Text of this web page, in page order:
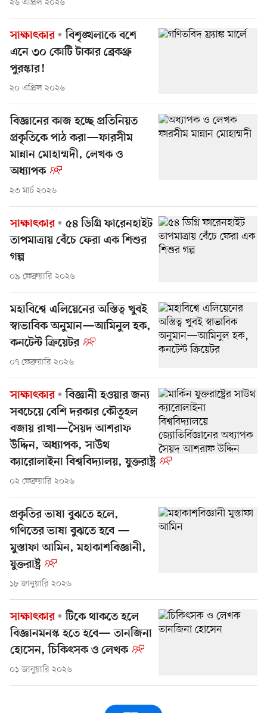
২৬ এপ্রিল ২০২৬
সাক্ষাৎকার
বিশৃঙ্খলাকে বশে
এনে ৩০ কোটি টাকার ব্রেকথ্রু
পুরস্কার!
২০ এপ্রিল ২০২৬
বিজ্ঞানের কাজ হচ্ছে প্রতিনিয়ত
প্রকৃতিকে পাঠ করা—ফারসীম
মান্নান মোহাম্মদী, লেখক ও
অধ্যাপক
২৩ মার্চ ২০২৬
সাক্ষাৎকার
৫৪ ডিগ্রি ফারেনহাইট
তাপমাত্রায় বেঁচে ফেরা এক শিশুর
গল্প
০৯ ফেব্রুয়ারি ২০২৬
মহাবিশ্বে এলিয়েনের অস্তিত্ব খুবই
স্বাভাবিক অনুমান—আমিনুল হক,
কনটেন্ট ক্রিয়েটর
০৭ ফেব্রুয়ারি ২০২৬
সাক্ষাৎকার
বিজ্ঞানী হওয়ার জন্য
সবচেয়ে বেশি দরকার কৌতূহল
বজায় রাখা—সৈয়দ আশরাফ
উদ্দিন, অধ্যাপক, সাউথ
ক্যারোলাইনা বিশ্ববিদ্যালয়, যুক্তরাষ্ট্র
০২ ফেব্রুয়ারি ২০২৬
প্রকৃতির ভাষা বুঝতে হলে,
গণিতের ভাষা বুঝতে হবে —
মুস্তাফা আমিন, মহাকাশবিজ্ঞানী,
যুক্তরাষ্ট্র
১৮ জানুয়ারি ২০২৬
সাক্ষাৎকার
টিকে থাকতে হলে
বিজ্ঞানমনস্ক হতে হবে— তানজিনা
হোসেন, চিকিৎসক ও লেখক
০১ জানুয়ারি ২০২৬